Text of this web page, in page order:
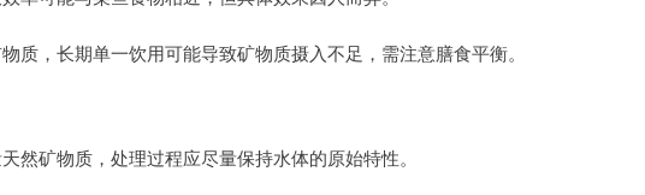
质，长期单一饮用可能导致矿物质摄入不足，需注意膳食平衡。
然矿物质，处理过程应尽量保持水体的原始特性。